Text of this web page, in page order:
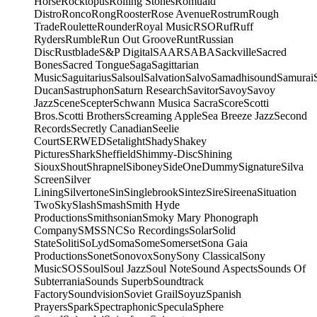
DistroRoncoRongRoosterRose AvenueRostrumRough
TradeRouletteRounderRoyal MusicRSORufRuff
RydersRumbleRun Out GrooveRuntRussian
DiscRustbladeS&P DigitalSAARSABASackvilleSacred
BonesSacred TongueSagaSagittarian
MusicSaguitariusSalsoulSalvationSalvoSamadhisoundSamurai
DucanSastruphonSaturn ResearchSavitorSavoySavoy
JazzSceneScepterSchwann Musica SacraScoreScotti
Bros.Scotti BrothersScreaming AppleSea Breeze JazzSecond
RecordsSecretly CanadianSeelie
CourtSERWEDSetalightShadyShakey
PicturesSharkSheffieldShimmy-DiscShining
SiouxShoutShrapnelSiboneySideOneDummySignatureSilva
ScreenSilver
LiningSilvertoneSinSinglebrookSintezSireSireenaSituation
TwoSkySlashSmashSmith Hyde
ProductionsSmithsonianSmoky Mary Phonograph
CompanySMSSNCSo RecordingsSolarSolid
StateSolitiSoLydSomaSomeSomersetSona Gaia
ProductionsSonetSonovoxSonySony ClassicalSony
MusicSOSSoulSoul JazzSoul NoteSound AspectsSounds Of
SubterraniaSounds SuperbSoundtrack
FactorySoundvisionSoviet GrailSoyuzSpanish
PrayersSparkSpectraphonicSpeculaSphere